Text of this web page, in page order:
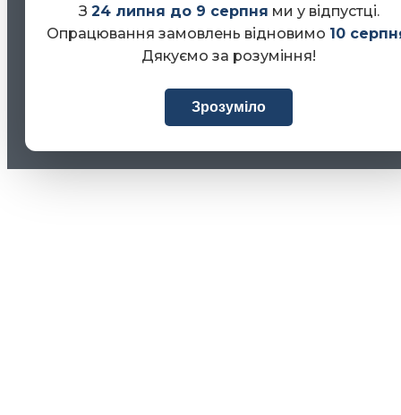
З 24 липня до 9 серпня ми у відпустці.
Опрацювання замовлень відновимо 10
Дякуємо за розуміння!
Зрозуміло